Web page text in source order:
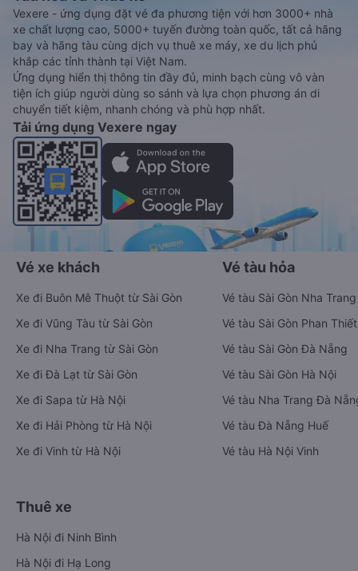
Vexere - ứng dụng đặt vé đa phương tiện với hơn 3000+ nhà
xe chất lượng cao, 5000+ tuyến đường toàn quốc, tất cả hãng
bay và hãng tàu cùng dịch vụ thuê xe máy, xe du lịch phủ
khắp các tỉnh thành tại Việt Nam.
Ứng dụng hiển thị thông tin đầy đủ, minh bạch cùng vô vàn
tiện ích giúp người dùng so sánh và lựa chọn phương án di
chuyển tiết kiệm, nhanh chóng và phù hợp nhất.
Tải ứng dụng Vexere ngay
Vé xe khách
Xe đi Buôn Mê Thuột từ Sài Gòn
Xe đi Vũng Tàu từ Sài Gòn
Xe đi Nha Trang từ Sài Gòn
Xe đi Đà Lạt từ Sài Gòn
Xe đi Sapa từ Hà Nội
Xe đi Hải Phòng từ Hà Nội
Xe đi Vinh từ Hà Nội
Vé tàu hỏa
Vé tàu Sài Gòn Nha Trang
Vé tàu Sài Gòn Phan Thiết
Vé tàu Sài Gòn Đà Nẵng
Vé tàu Sài Gòn Hà Nội
Vé tàu Nha Trang Đà
Vé tàu Đà Nẵng Huế
Vé tàu Hà Nội Vinh
Thuê xe
Hà Nội đi Ninh Bình
Hà Nội đi Hạ Long